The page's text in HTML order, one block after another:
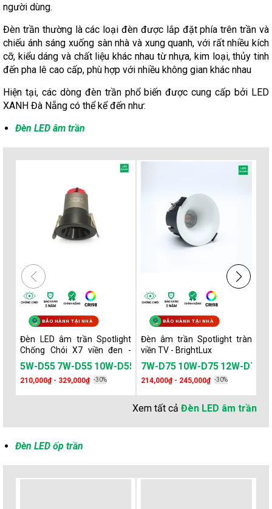
người dùng.
Đèn trần thường là các loại đèn được lắp đặt phía trên trần và
chiếu ánh sáng xuống sàn nhà và xung quanh, với rất nhiều kích
cỡ, kiểu dáng và chất liệu khác nhau từ nhựa, kim loại, thủy tinh
đến pha lê cao cấp, phù hợp với nhiều không gian khác nhau
Hiện tại, các dòng đèn trần phổ biến được cung cấp bởi LED
XANH Đà Nẵng có thể kể đến như:
Đèn LED âm trần
BẢO HÀNH TẠI NHÀ
Đèn LED âm trần Spotlight
Chống Chói X7 viền đen -
BrightLux
7W-D55 10W-D55 7W-D75 10W-D75 12W-D75 15W-D75
210,000₫ - 329,000₫ -30%
BẢO HÀNH TẠI NHÀ
Đèn âm trần Spotlight tràn
viền TV - BrightLux
5W-D75 7W-D7510W-D7512W-D75
214,000₫ - 245,000₫ -30%
5W-D75 7W-D75
Xem tất cả Đèn LED âm trần
Đèn LED ốp trần